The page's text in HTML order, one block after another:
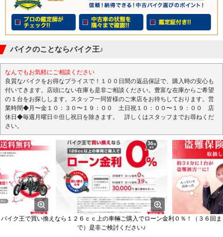
バイクのことならバイク王♪
なんでもお気軽にご相談ください
良質なバイクをお得なプライスで！１００日間の返品保証で、購入時の安心も
付いてきます。店頭にない在庫も是非ご相談ください。豊富な在庫からご希望
の１台をお探しします。スタッフ一同皆様のご来店をお待ちしております。営
業時間◆月〜金１０：３０〜１９：００ 土日祝１０：００〜１９：００ 店
休日◆毎週月曜日※但し祝日を除きます。 詳しくはスタッフまでお尋ねくだ
さい。
バイク王で買い換えなら１２６ｃｃ上の車輛ご購入でローン金利０％！（３６回ま
で）是非ご検討ください♪